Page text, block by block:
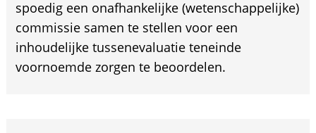
spoedig een onafhankelijke (wetenschappelijke)
commissie samen te stellen voor een
inhoudelijke tussenevaluatie teneinde
voornoemde zorgen te beoordelen.